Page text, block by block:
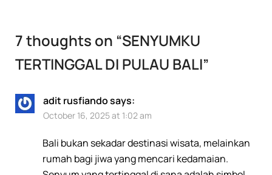
7 thoughts on “SENYUMKU
TERTINGGAL DI PULAU BALI”
adit rusfiandosays:
October 16, 2025 at 1:02 am
Bali bukan sekadar destinasi wisata, melainkan
rumah bagi jiwa yang mencari kedamaian.